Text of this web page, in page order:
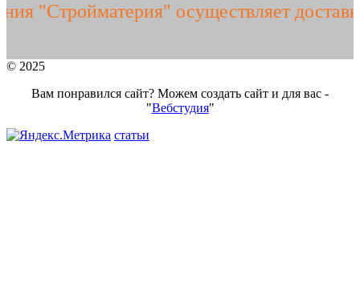
"Стройматерия" осуществляет
© 2025
Вам понравился сайт? Можем создать сайт и для вас -
"Вебстудия"
статьи